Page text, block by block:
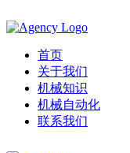
首页
关于我们
机械知识
机械自动化
联系我们